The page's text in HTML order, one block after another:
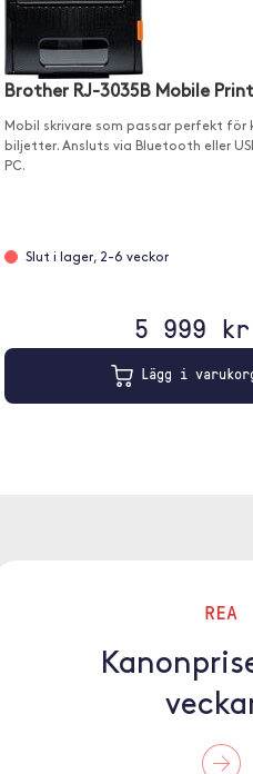
Brother RJ-3035B Mobile
Mobil skrivare som passar perfekt för
biljetter. Ansluts via Bluetooth eller
PC.
Slut i lager, 2-6 veckor
5 999 kr
Lägg i
REA